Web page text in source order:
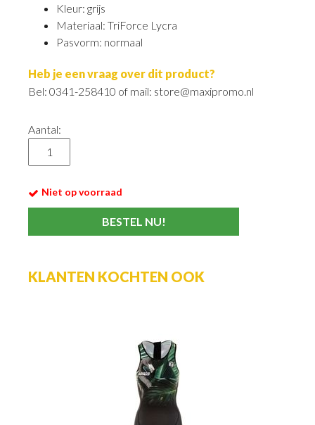
Kleur: grijs
Materiaal: TriForce Lycra
Pasvorm: normaal
Heb je een vraag over dit product?
Bel: 0341-258410 of mail: store@maxipromo.nl
Aantal:
Niet op voorraad
KLANTEN KOCHTEN OOK